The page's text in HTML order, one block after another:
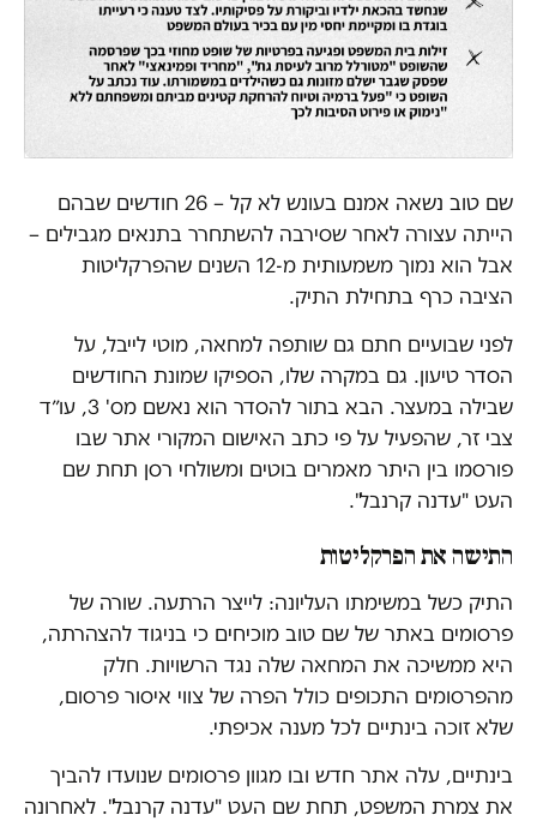
שם טוב נשאה אמנם בעונש לא קל – 26 חודשים שבהם
הייתה עצורה לאחר שסירבה להשתחרר בתנאים מגבילים –
אבל הוא נמוך משמעותית מ-12 השנים שהפרקליטות
הציבה כרף בתחילת התיק.
לפני שבועיים חתם גם שותפה למחאה, מוטי לייבל, על
הסדר טיעון. גם במקרה שלו, הספיקו שמונת החודשים
שבילה במעצר. הבא בתור להסדר הוא נאשם מס' 3, עו״ד
צבי זר, שהפעיל על פי כתב האישום המקורי אתר שבו
פורסמו בין היתר מאמרים בוטים ומשולחי רסן תחת שם
העט "עדנה קרנבל".
התישה את הפרקליטות
התיק כשל במשימתו העליונה: לייצר הרתעה. שורה של
פרסומים באתר של שם טוב מוכיחים כי בניגוד להצהרתה,
היא ממשיכה את המחאה שלה נגד הרשויות. חלק
מהפרסומים התכופים כולל הפרה של צווי איסור פרסום,
שלא זוכה בינתיים לכל מענה אכיפתי.
בינתיים, עלה אתר חדש ובו מגוון פרסומים שנועדו להביך
את צמרת המשפט, תחת שם העט "עדנה קרנבל". לאחרונה